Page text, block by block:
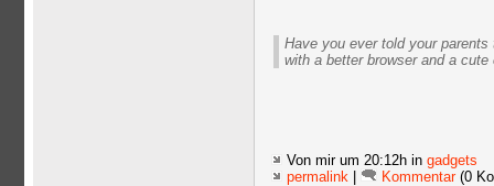
Have you ever told your
with a better browser and a
Von mir um 20:12h in gadgets
permalink
Kommentar(0